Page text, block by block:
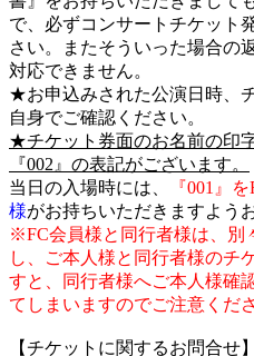
で、必ずコンサートチケット
さい。またそういった場合の
対応できません。
★お申込みされた公演日時、
自身でご確認ください。
★チケット券面のお名前の印
『002』の表記がございます。
当日の入場時には、
『001』
様がお持ちいただきますよう
※FC会員様と同行者様は、別
し、ご本人様と同行者様のチ
すと、同行者様へご本人様確
てしまいますのでご注意くださ
【チケットに関するお問合せ】